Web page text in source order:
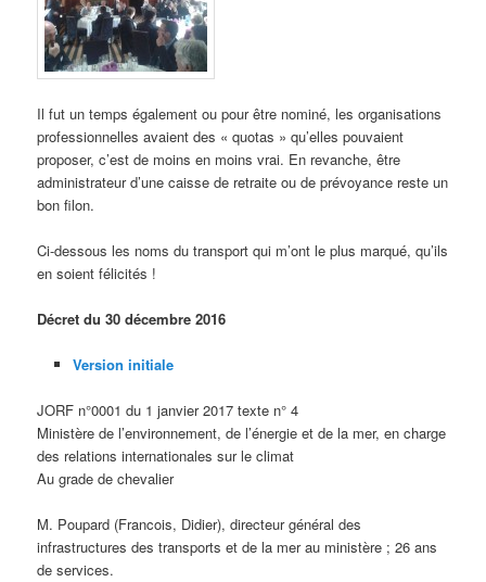
Il fut un temps également ou pour être nominé, les organisations
professionnelles avaient des « quotas » qu’elles pouvaient
proposer, c’est de moins en moins vrai. En revanche, être
administrateur d’une caisse de retraite ou de prévoyance reste un
bon filon.
Ci-dessous les noms du transport qui m’ont le plus marqué, qu’ils
en soient félicités !
Décret du 30 décembre 2016
Version initiale
JORF n°0001 du 1 janvier 2017 texte n° 4
Ministère de l’environnement, de l’énergie et de la mer, en charge
des relations internationales sur le climat
Au grade de chevalier
M. Poupard (Francois, Didier), directeur général des
infrastructures des transports et de la mer au ministère ; 26 ans
de services.